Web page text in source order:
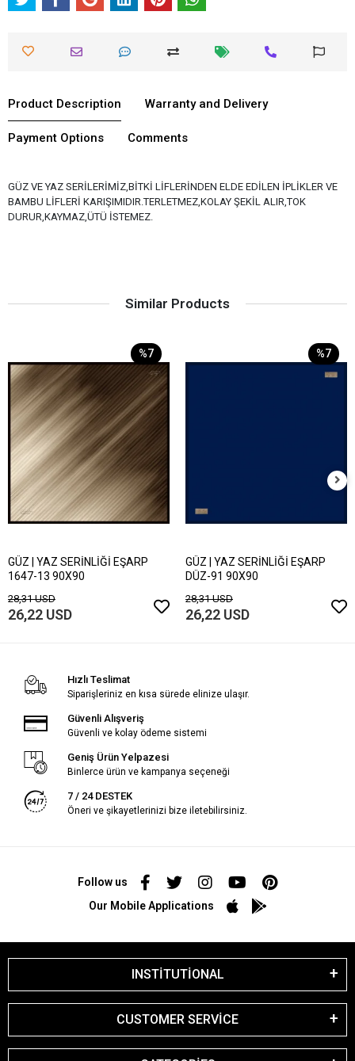
Product Description Warranty and Delivery
Payment Options Comments
GÜZ VE YAZ SERİLERİMİZ,BİTKİ LİFLERİNDEN ELDE EDİLEN İPLİKLER VE
BAMBU LİFLERİ KARIŞIMIDIR.TERLETMEZ,KOLAY ŞEKİL ALIR,TOK
DURUR,KAYMAZ,ÜTÜ İSTEMEZ.
Similar Products
%7
GÜZ | YAZ SERİNLİĞİ EŞARP
1647-13 90X90
28,31 USD
26,22 USD
%7
GÜZ | YAZ SERİNLİĞİ EŞARP
DÜZ-91 90X90
28,31 USD
26,22 USD
Hızlı Teslimat
Siparişleriniz en kısa sürede elinize ulaşır.
Güvenli Alışveriş
Güvenli ve kolay ödeme sistemi
Geniş Ürün Yelpazesi
Binlerce ürün ve kampanya seçeneği
7 / 24 DESTEK
Öneri ve şikayetlerinizi bize iletebilirsiniz.
Follow us
Our Mobile Applications
INSTİTUTİONAL
CUSTOMER SERVİCE